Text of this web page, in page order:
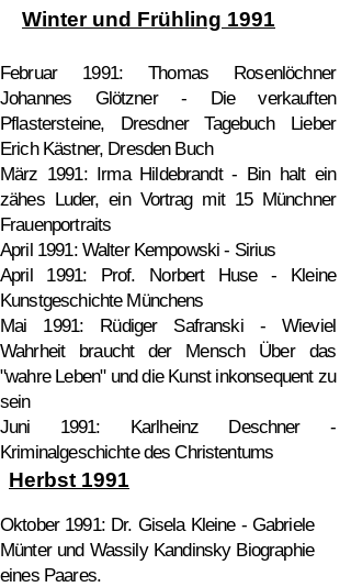
Winter und Frühling 1991
Februar 1991: Thomas Rosenlöchner
Johannes Glötzner - Die verkauften
Pflastersteine, Dresdner Tagebuch Lieber
Erich Kästner, Dresden Buch
März 1991: Irma Hildebrandt - Bin halt ein
zähes Luder, ein Vortrag mit 15 Münchner
Frauenportraits
April 1991: Walter Kempowski - Sirius
April 1991: Prof. Norbert Huse - Kleine
Kunstgeschichte Münchens
Mai 1991: Rüdiger Safranski - Wieviel
Wahrheit braucht der Mensch Über das
"wahre Leben" und die Kunst inkonsequent zu
sein
Juni 1991: Karlheinz Deschner -
Kriminalgeschichte des Christentums
Herbst 1991
Oktober 1991: Dr. Gisela Kleine - Gabriele
Münter und Wassily Kandinsky Biographie
eines Paares.